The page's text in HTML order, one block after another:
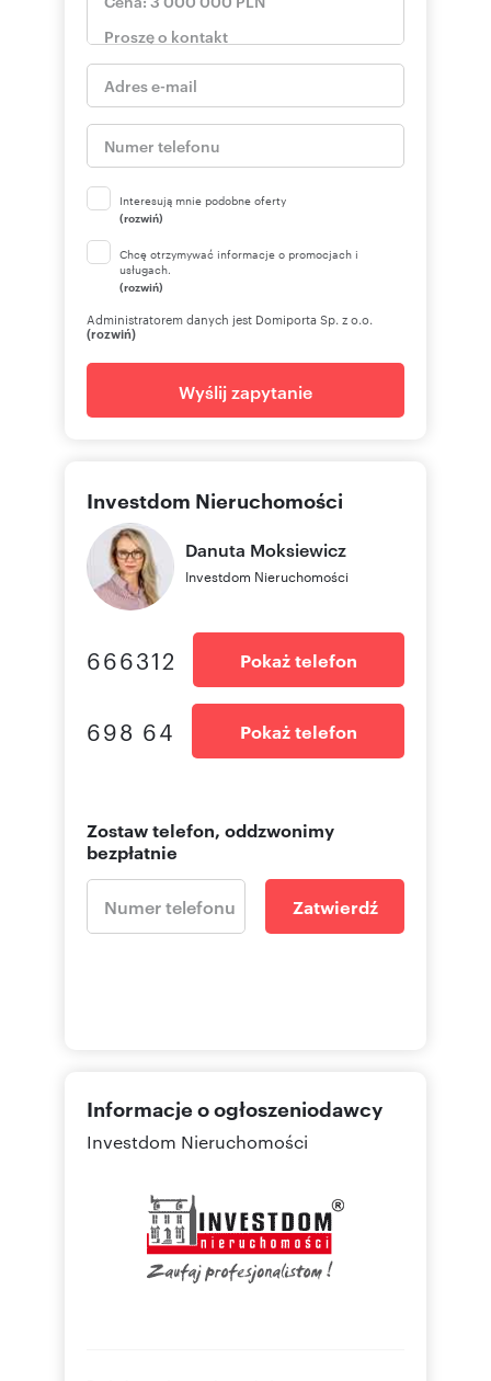
Interesują mnie podobne oferty
(rozwiń)
Chcę otrzymywać informacje o promocjach i
usługach.
(rozwiń)
Administratorem danych jest Domiporta Sp. z o.o.
(rozwiń)
Wyślij zapytanie
Investdom Nieruchomości
Danuta Moksiewicz
Investdom Nieruchomości
666312 Pokaż telefon
698 64 Pokaż telefon
Zostaw telefon, oddzwonimy
bezpłatnie
Zatwierdź
Informacje o ogłoszeniodawcy
Investdom Nieruchomości